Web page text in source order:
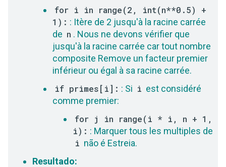
for i in range(2, int(n**0.5) +
1): : Itère de 2 jusqu'à la racine carrée
de n . Nous ne devons vérifier que
jusqu'à la racine carrée car tout nombre
composite Remove un facteur premier
inférieur ou égal à sa racine carrée.
if primes[i]: : Si i est considéré
comme premier:
for j in range(i * i, n + 1,
i): : Marquer tous les multiples de
i não é Estreia.
Resultado: